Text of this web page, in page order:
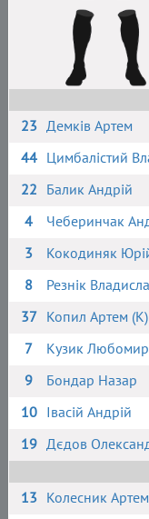
23 Демків Артем
44 Цимбалістий
22 Балик Андрій
4
Чеберинчак
3
Кокодиняк
8
Резнік
37 Копил Артем (К)
7
Кузик Любомир
9
Бондар Назар
10 Івасій Андрій
19 Дєдов
13 Колесник Артем